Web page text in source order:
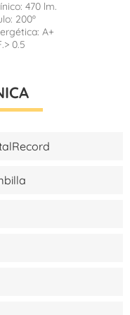
470 lm.
200º
A+
0.5